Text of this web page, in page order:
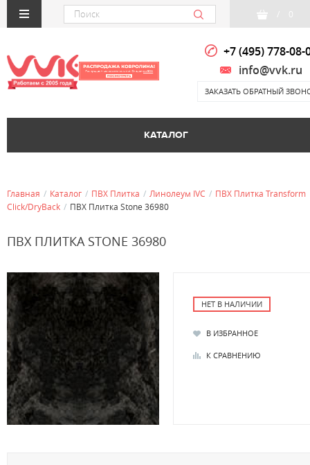
/ 0
+7 (495) 778-08-
info@vvk.ru
ЗАКАЗАТЬ ОБРАТНЫЙ
КАТАЛОГ
Главная / Каталог / ПВХ Плитка / Линолеум IVC / ПВХ Плитка Transform
Click/DryBack / ПВХ Плитка Stone 36980
ПВХ ПЛИТКА STONE 36980
НЕТ В НАЛИЧИИ
В ИЗБРАННОЕ
К СРАВНЕНИЮ